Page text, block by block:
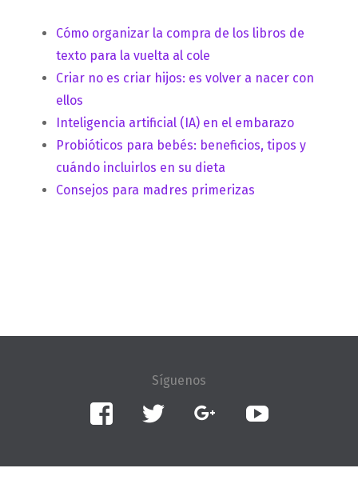
Cómo organizar la compra de los libros de
texto para la vuelta al cole
Criar no es criar hijos: es volver a nacer con
ellos
Inteligencia artificial (IA) en el embarazo
Probióticos para bebés: beneficios, tipos y
cuándo incluirlos en su dieta
Consejos para madres primerizas
Facebook Twitter Google+